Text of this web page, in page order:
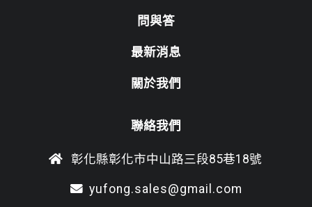
問與答
最新消息
關於我們
聯絡我們
彰化縣彰化市中山路三段85巷18號
yufong.sales@gmail.com